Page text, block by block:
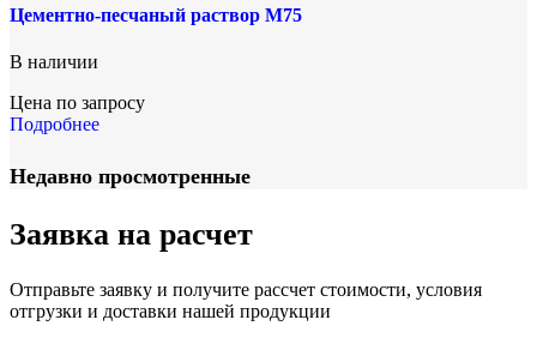
Цементно-песчаный раствор М75
В наличии
Цена по запросу
Подробнее
Недавно просмотренные
Заявка на расчет
Отправьте заявку и получите рассчет стоимости, условия
отгрузки и доставки нашей продукции